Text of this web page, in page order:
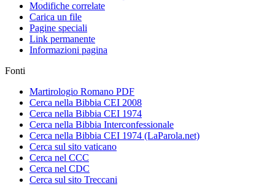
Modifiche correlate
Carica un file
Pagine speciali
Link permanente
Informazioni pagina
Fonti
Martirologio Romano PDF
Cerca nella Bibbia CEI 2008
Cerca nella Bibbia CEI 1974
Cerca nella Bibbia Interconfessionale
Cerca nella Bibbia CEI 1974 (LaParola.net)
Cerca sul sito vaticano
Cerca nel CCC
Cerca nel CDC
Cerca sul sito Treccani